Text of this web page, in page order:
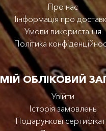
Про нас
Iінформація про
Умови використання
Політика
МІЙ ОБЛІКОВИЙ
Увійти
Історія замовлень
Подарункові